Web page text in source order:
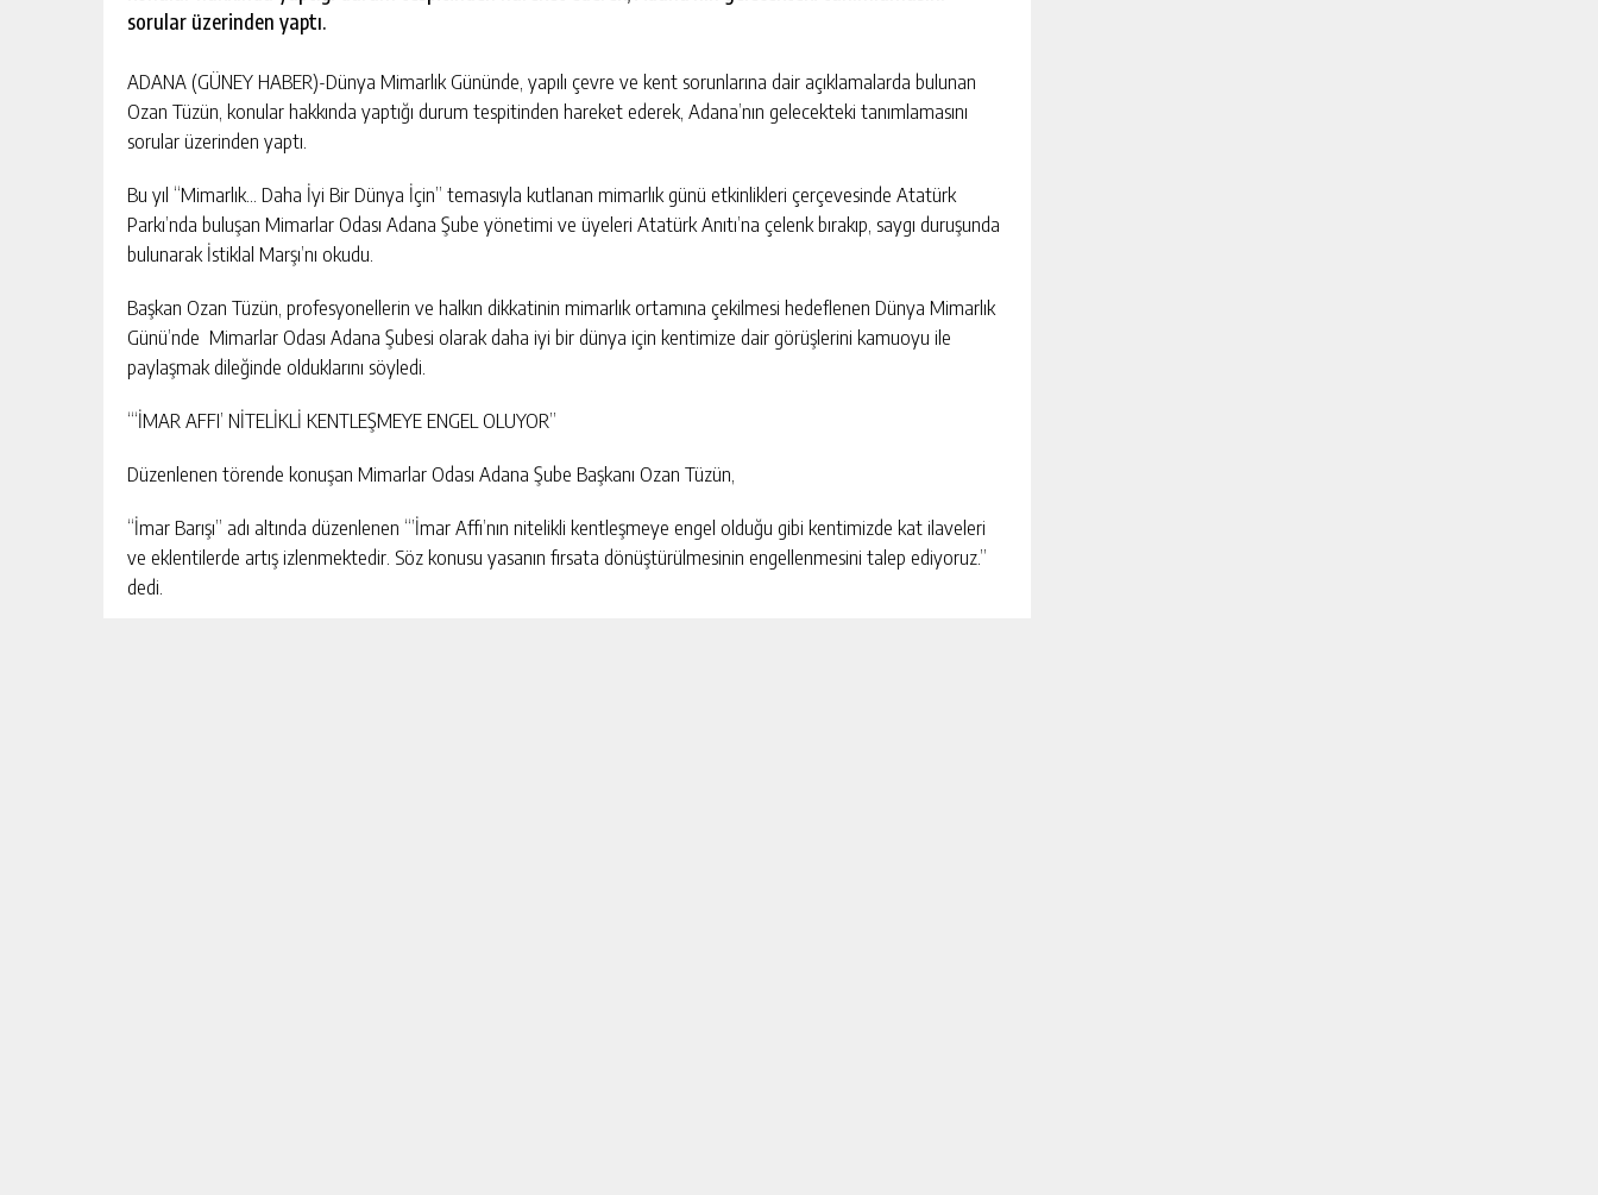
sorular üzerinden yaptı.
ADANA (GÜNEY HABER)-Dünya Mimarlık Gününde, yapılı çevre ve kent sorunlarına dair açıklamalarda bulunan
Ozan Tüzün, konular hakkında yaptığı durum tespitinden hareket ederek, Adana’nın gelecekteki tanımlamasını
sorular üzerinden yaptı.
Bu yıl “Mimarlık… Daha İyi Bir Dünya İçin” temasıyla kutlanan mimarlık günü etkinlikleri çerçevesinde Atatürk
Parkı’nda buluşan Mimarlar Odası Adana Şube yönetimi ve üyeleri Atatürk Anıtı’na çelenk bırakıp, saygı duruşunda
bulunarak İstiklal Marşı’nı okudu.
Başkan Ozan Tüzün, profesyonellerin ve halkın dikkatinin mimarlık ortamına çekilmesi hedeflenen Dünya Mimarlık
Günü’nde Mimarlar Odası Adana Şubesi olarak daha iyi bir dünya için kentimize dair görüşlerini kamuoyu ile
paylaşmak dileğinde olduklarını söyledi.
“‘İMAR AFFI’ NİTELİKLİ KENTLEŞMEYE ENGEL OLUYOR”
Düzenlenen törende konuşan Mimarlar Odası Adana Şube Başkanı Ozan Tüzün,
“İmar Barışı” adı altında düzenlenen “’İmar Affı’nın nitelikli kentleşmeye engel olduğu gibi kentimizde kat ilaveleri
ve eklentilerde artış izlenmektedir. Söz konusu yasanın fırsata dönüştürülmesinin engellenmesini talep ediyoruz.”
dedi.